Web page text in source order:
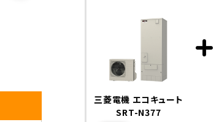
三菱電機 エコキュート
SRT-N377